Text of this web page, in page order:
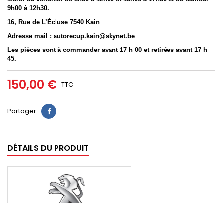
9h00 à 12h30.
16, Rue de L’Écluse 7540 Kain
Adresse mail : autorecup.kain@skynet.be
Les pièces sont à commander avant 17 h 00 et retirées avant 17 h
45.
150,00 € TTC
Partager
DÉTAILS DU PRODUIT